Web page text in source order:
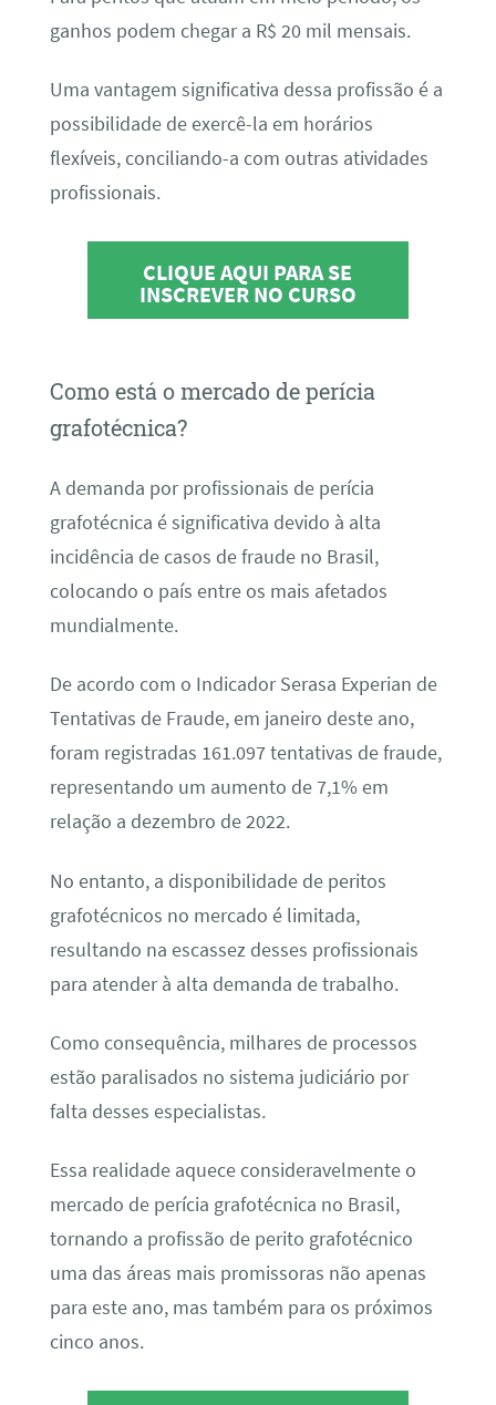
ganhos podem chegar a R$ 20 mil mensais.
Uma vantagem significativa dessa profissão é a
possibilidade de exercê-la em horários
flexíveis, conciliando-a com outras atividades
profissionais.
CLIQUE AQUI PARA SE
INSCREVER NO CURSO
Como está o mercado de perícia
grafotécnica?
A demanda por profissionais de perícia
grafotécnica é significativa devido à alta
incidência de casos de fraude no Brasil,
colocando o país entre os mais afetados
mundialmente.
De acordo com o Indicador Serasa Experian de
Tentativas de Fraude, em janeiro deste ano,
foram registradas 161.097 tentativas de fraude,
representando um aumento de 7,1% em
relação a dezembro de 2022.
No entanto, a disponibilidade de peritos
grafotécnicos no mercado é limitada,
resultando na escassez desses profissionais
para atender à alta demanda de trabalho.
Como consequência, milhares de processos
estão paralisados no sistema judiciário por
falta desses especialistas.
Essa realidade aquece consideravelmente o
mercado de perícia grafotécnica no Brasil,
tornando a profissão de perito grafotécnico
uma das áreas mais promissoras não apenas
para este ano, mas também para os próximos
cinco anos.